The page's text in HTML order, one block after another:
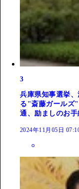
3
兵庫県知事選挙
る"斎藤ガールズ
通、励ましのお手
2024年11月05日